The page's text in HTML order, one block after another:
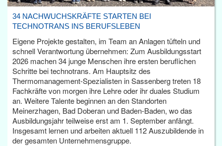
34 NACHWUCHSKRÄFTE STARTEN BEI
TECHNOTRANS INS BERUFSLEBEN
Eigene Projekte gestalten, im Team an Anlagen tüfteln und
schnell Verantwortung übernehmen: Zum Ausbildungsstart
2026 machen 34 junge Menschen ihre ersten beruflichen
Schritte bei technotrans. Am Hauptsitz des
Thermomanagement-Spezialisten in Sassenberg treten 18
Fachkräfte von morgen ihre Lehre oder ihr duales Studium
an. Weitere Talente beginnen an den Standorten
Meinerzhagen, Bad Doberan und Baden-Baden, wo das
Ausbildungsjahr teilweise erst am 1. September anfängt.
Insgesamt lernen und arbeiten aktuell 112 Auszubildende in
der gesamten Unternehmensgruppe.